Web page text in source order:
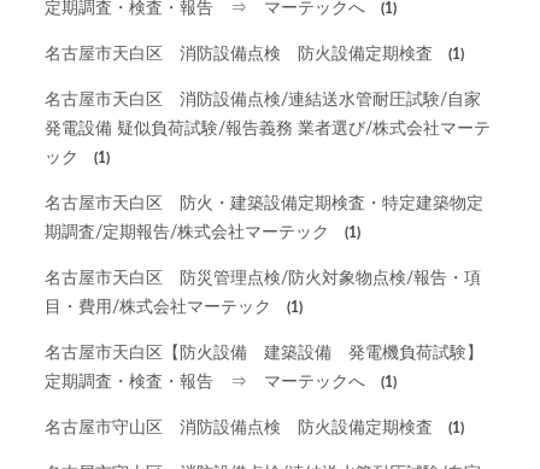
定期調査・検査・報告 ⇒ マーテックへ
(1)
名古屋市天白区 消防設備点検 防火設備定期検査 (1)
名古屋市天白区 消防設備点検/連結送水管耐圧試験/自家
発電設備 疑似負荷試験/報告義務 業者選び/株式会社マーテ
ック
(1)
名古屋市天白区 防火・建築設備定期検査・特定建築物定
期調査/定期報告/株式会社マーテック
(1)
名古屋市天白区 防災管理点検/防火対象物点検/報告・項
目・費用/株式会社マーテック
(1)
名古屋市天白区【防火設備 建築設備 発電機負荷試験】
定期調査・検査・報告 ⇒ マーテックへ
(1)
名古屋市守山区 消防設備点検 防火設備定期検査 (1)